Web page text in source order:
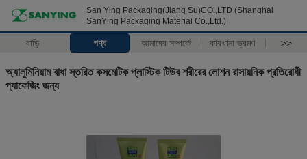
San Ying Packaging(Jiang Su)CO.,LTD (Shanghai
SanYing Packaging Material Co.,Ltd.)
বাড়ি পণ্য আমাদের সম্পর্কে কারখানা ভ্রমণ >>
অ্যালুমিনিয়াম বাধা স্তরিত কসমেটিক প্লাস্টিক টিউব শরীরের লোশন রাসায়নিক প্রতিরোধী
প্যাকেজিং জন্য